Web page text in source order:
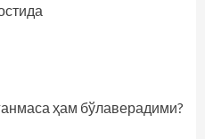
ҳам бўлаверадими?